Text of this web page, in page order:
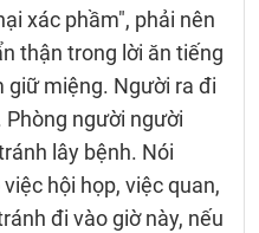
xác phầm", phải nên
thận trong lời ăn tiếng
giữ miệng. Người ra đi
Phòng người người
lây bệnh. Nói
hội họp, việc quan,
đi vào giờ này, nếu